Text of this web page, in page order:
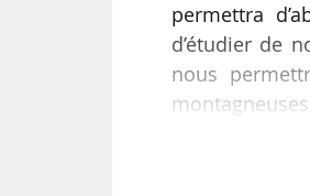
permettra
d’étudier de
nous
tour est joué